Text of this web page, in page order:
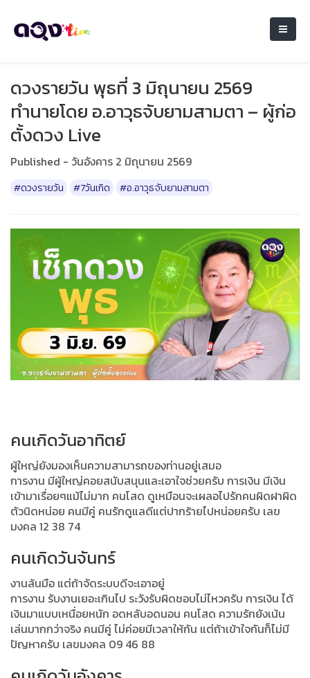
ดวงรายวัน พุธที่ 3 มิถุนายน 2569
ทำนายโดย อ.อาวุธจับยามสามตา – ผู้ก่อ
ตั้งดวง Live
Published - วันอังคาร 2 มิถุนายน 2569
#ดวงรายวัน #7วันเกิด #อ.อาวุธจับยามสามตา
คนเกิดวันอาทิตย์
ผู้ใหญ่ยังมองเห็นความสามารถของท่านอยู่เสมอ
การงาน มีผู้ใหญ่คอยสนับสนุนและเอาใจช่วยครับ การเงิน มีเงิน
เข้ามาเรื่อยๆแม้ไม่มาก คนโสด ดูเหมือนจะเผลอไปรักคนผิดฝาผิด
ตัวนิดหน่อย คนมีคู่ คนรักดูแลดีแต่ปากร้ายไปหน่อยครับ เลข
มงคล 12 38 74
คนเกิดวันจันทร์
งานล้นมือ แต่ถ้าจัดระบบดีจะเอาอยู่
การงาน รับงานเยอะเกินไป ระวังรับผิดชอบไม่ไหวครับ การเงิน ได้
เงินมาแบบเหนื่อยหนัก อดหลับอดนอน คนโสด ความรักยังเน้น
เล่นมากกว่าจริง คนมีคู่ ไม่ค่อยมีเวลาให้กัน แต่ถ้าเข้าใจกันก็ไม่มี
ปัญหาครับ เลขมงคล 09 46 88